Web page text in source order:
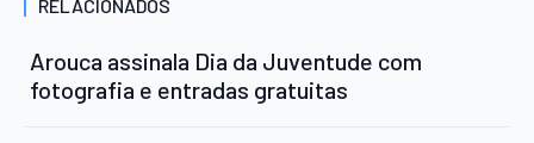
RELACIONADOS
Arouca assinala Dia da Juventude com
fotografia e entradas gratuitas